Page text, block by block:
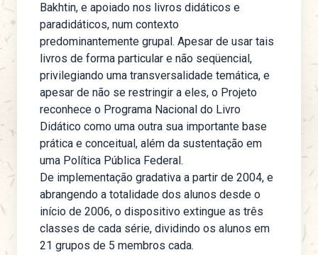
Bakhtin, e apoiado nos livros didáticos e
paradidáticos, num contexto
predominantemente grupal. Apesar de usar tais
livros de forma particular e não seqüencial,
privilegiando uma transversalidade temática, e
apesar de não se restringir a eles, o Projeto
reconhece o Programa Nacional do Livro
Didático como uma outra sua importante base
prática e conceitual, além da sustentação em
uma Política Pública Federal.
De implementação gradativa a partir de 2004, e
abrangendo a totalidade dos alunos desde o
início de 2006, o dispositivo extingue as três
classes de cada série, dividindo os alunos em
21 grupos de 5 membros cada.